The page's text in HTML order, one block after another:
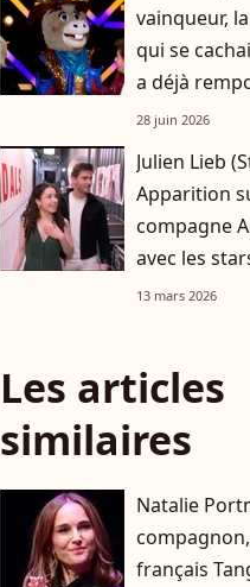
vainqueur,
qui se
a déjà
stars
28 juin 2026
Julien Lieb
Apparition
compagne
avec les
sont-ils
13 mars 2026
Les articles
similaires
Natalie
français